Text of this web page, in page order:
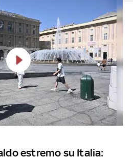
estremo su Italia: